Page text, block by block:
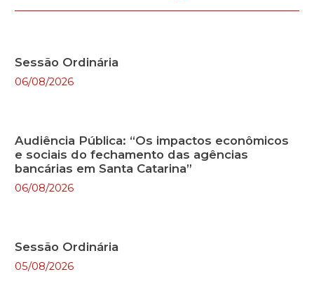
Sessão Ordinária
06/08/2026
Audiência Pública: “Os impactos econômicos
e sociais do fechamento das agências
bancárias em Santa Catarina”
06/08/2026
Sessão Ordinária
05/08/2026